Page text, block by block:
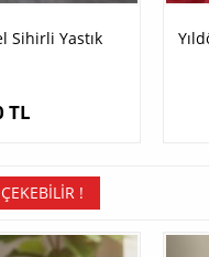
Sihirli Yastık
TL
!